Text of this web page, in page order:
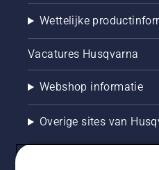
Wettelijke
Vacatures Husqvarna
Webshop informatie
Overige sites van